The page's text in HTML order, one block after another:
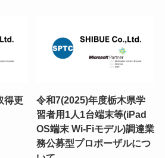
得更
令和7(2025)年度栃木県学
習者用1人1台端末等(iPad
OS端末 Wi-Fiモデル)調達業
務公募型プロポーザルにつ